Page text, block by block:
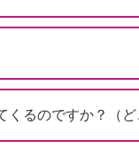
るのですか？（